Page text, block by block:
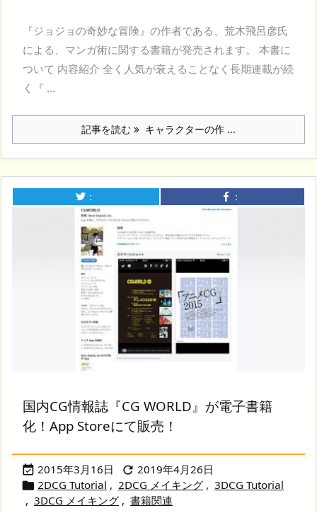
『ジョジョの奇妙な冒険』の作者である、荒木飛呂彦氏
による、マンガ術に関する書籍が発売されます。 本書に
ついて 内容紹介 全く人気が衰えることなく長期連載が続
く『 ...
記事を読む キャラクターの作 ...
： ：
国内CG情報誌『CG WORLD』が電子書籍
化！App Storeにて販売！
 2015年3月16日  2019年4月26日
 2DCG Tutorial , 2DCG メイキング , 3DCG Tutorial
, 3DCG メイキング , 書籍関連